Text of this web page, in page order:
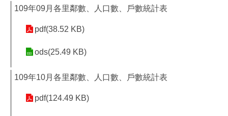
109年09月各里鄰數、人口數、戶數統計表
pdf(38.52 KB)
ods(25.49 KB)
109年10月各里鄰數、人口數、戶數統計表
pdf(124.49 KB)